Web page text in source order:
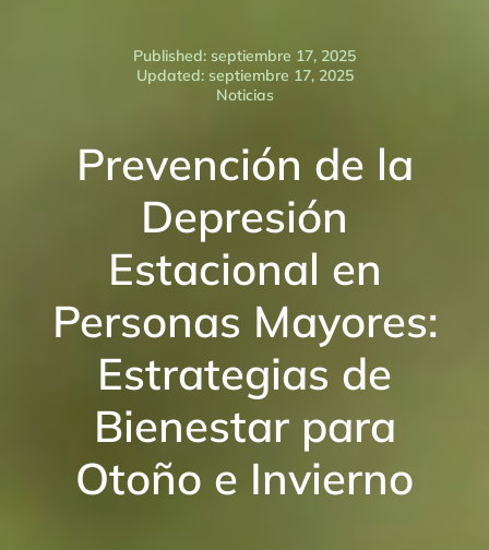
Published: septiembre 17, 2025
Updated: septiembre 17, 2025
Noticias
Prevención de la
Depresión
Estacional en
Personas Mayores:
Estrategias de
Bienestar para
Otoño e Invierno